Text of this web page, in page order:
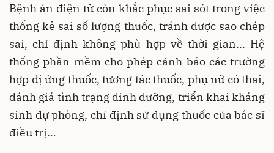
Bệnh án điện tử còn khắc phục sai sót trong việc
thống kê sai số lượng thuốc, tránh được sao chép
sai, chỉ định không phù hợp về thời gian... Hệ
thống phần mềm cho phép cảnh báo các trường
hợp dị ứng thuốc, tương tác thuốc, phụ nữ có thai,
đánh giá tình trạng dinh dưỡng, triển khai kháng
sinh dự phòng, chỉ định sử dụng thuốc của bác sĩ
điều trị…